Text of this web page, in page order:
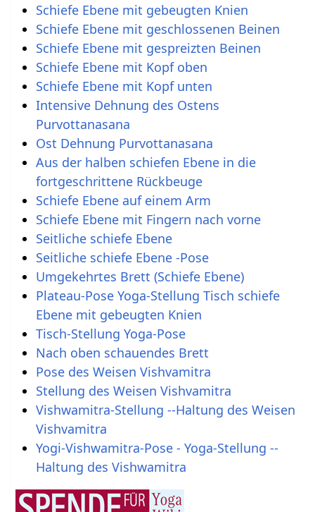
Schiefe Ebene mit gebeugten Knien
Schiefe Ebene mit geschlossenen Beinen
Schiefe Ebene mit gespreizten Beinen
Schiefe Ebene mit Kopf oben
Schiefe Ebene mit Kopf unten
Intensive Dehnung des Ostens
Purvottanasana
Ost Dehnung Purvottanasana
Aus der halben schiefen Ebene in die
fortgeschrittene Rückbeuge
Schiefe Ebene auf einem Arm
Schiefe Ebene mit Fingern nach vorne
Seitliche schiefe Ebene
Seitliche schiefe Ebene -Pose
Umgekehrtes Brett (Schiefe Ebene)
Plateau-Pose Yoga-Stellung Tisch schiefe
Ebene mit gebeugten Knien
Tisch-Stellung Yoga-Pose
Nach oben schauendes Brett
Pose des Weisen Vishvamitra
Stellung des Weisen Vishvamitra
Vishwamitra-Stellung --Haltung des Weisen
Vishvamitra
Yogi-Vishwamitra-Pose - Yoga-Stellung --
Haltung des Vishwamitra